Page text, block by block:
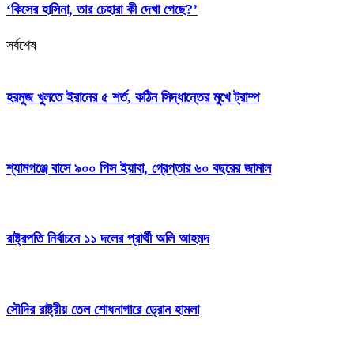
‘কিসের হাসিনা, তার চেহারা কী দেখা গেছে?’
সর্বশেষ
হরমুজ খুলতে ইরানের ৫ শর্ত, কঠিন সিদ্ধান্তের মুখে ট্রাম্প
শ্যামগঞ্জে বাসে ৯০০ পিস ইয়াবা, গ্রেপ্তার ৬০ বছরের জামাল
রাষ্ট্রপতি নির্বাচনে ১১ দলের প্রার্থী অলি আহমদ
সৌদির রাষ্ট্রীয় তেল শোধনাগারে ড্রোন হামলা